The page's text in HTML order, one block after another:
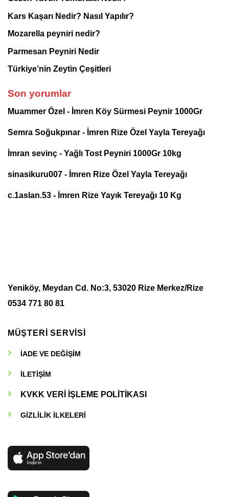
Kars Kaşarı Nedir? Nasıl Yapılır?
Mozarella peyniri nedir?
Parmesan Peyniri Nedir
Türkiye’nin Zeytin Çeşitleri
Son yorumlar
Muammer Özel - İmren Köy Sürmesi Peynir 1000Gr
Semra Soğukpınar - İmren Rize Özel Yayla Tereyağı
İmran sevinç - Yağlı Tost Peyniri 1000Gr 10kg
sinasikuru007 - İmren Rize Özel Yayla Tereyağı
c.1aslan.53 - İmren Rize Yayık Tereyağı 10 Kg
Yeniköy, Meydan Cd. No:3, 53020 Rize Merkez/Rize
0534 771 80 81
MÜŞTERİ SERVİSİ
İADE VE DEĞİŞİM
İLETİŞİM
KVKK VERİ İŞLEME POLİTİKASI
GİZLİLİK İLKELERİ